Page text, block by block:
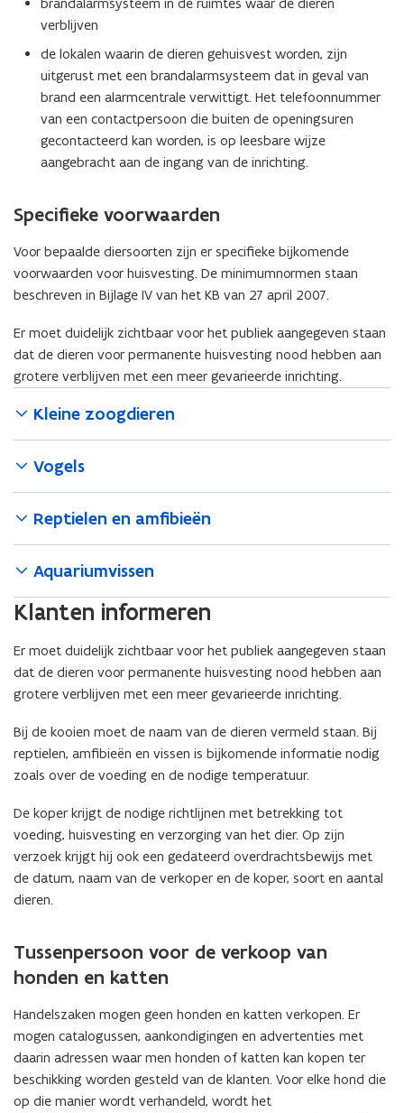
verblijven
de lokalen waarin de dieren gehuisvest worden, zijn
uitgerust met een brandalarmsysteem dat in geval van
brand een alarmcentrale verwittigt. Het telefoonnummer
van een contactpersoon die buiten de openingsuren
gecontacteerd kan worden, is op leesbare wijze
aangebracht aan de ingang van de inrichting.
Specifieke voorwaarden
Voor bepaalde diersoorten zijn er specifieke bijkomende
voorwaarden voor huisvesting. De minimumnormen staan
beschreven in Bijlage IV van het KB van 27 april 2007.
Er moet duidelijk zichtbaar voor het publiek aangegeven staan
dat de dieren voor permanente huisvesting nood hebben aan
grotere verblijven met een meer gevarieerde inrichting.
Kleine zoogdieren
Vogels
Reptielen en amfibieën
Aquariumvissen
Klanten informeren
Er moet duidelijk zichtbaar voor het publiek aangegeven staan
dat de dieren voor permanente huisvesting nood hebben aan
grotere verblijven met een meer gevarieerde inrichting.
Bij de kooien moet de naam van de dieren vermeld staan. Bij
reptielen, amfibieën en vissen is bijkomende informatie nodig
zoals over de voeding en de nodige temperatuur.
De koper krijgt de nodige richtlijnen met betrekking tot
voeding, huisvesting en verzorging van het dier. Op zijn
verzoek krijgt hij ook een gedateerd overdrachtsbewijs met
de datum, naam van de verkoper en de koper, soort en aantal
dieren.
Tussenpersoon voor de verkoop van
honden en katten
Handelszaken mogen geen honden en katten verkopen. Er
mogen catalogussen, aankondigingen en advertenties met
daarin adressen waar men honden of katten kan kopen ter
beschikking worden gesteld van de klanten. Voor elke hond die
op die manier wordt verhandeld, wordt het